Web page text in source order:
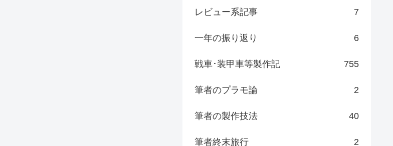
レビュー系記事 7
一年の振り返り 6
戦車･装甲車等製作記 755
筆者のプラモ論 2
筆者の製作技法 40
筆者終末旅行 2